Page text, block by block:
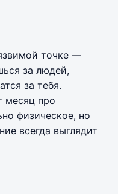
точке —
за людей,
за тебя.
месяц про
физическое, но
всегда выглядит